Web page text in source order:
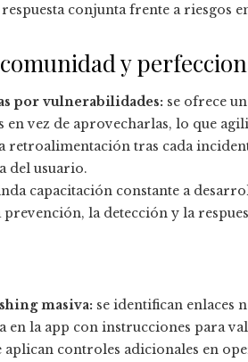
conjunta frente a riesgos
y
por vulnerabilidades: se ofrece
en vez de aprovecharlas, lo que
retroalimentación tras cada
del usuario.
capacitación constante a
la detección y la
masiva: se identifican enlaces
en la app con instrucciones para
aplican controles adicionales en